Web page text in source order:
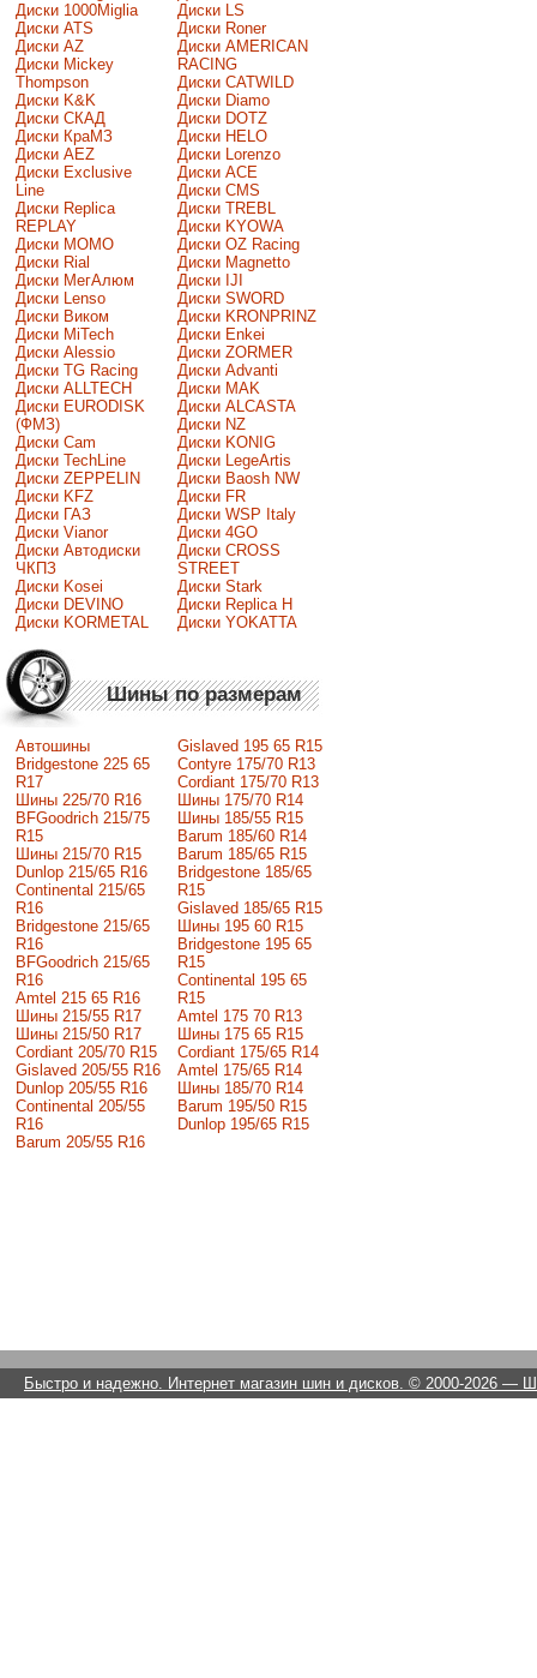
Диски 1000Miglia
Диски ATS
Диски AZ
Диски Mickey
Thompson
Диски K&K
Диски СКАД
Диски КраМЗ
Диски AEZ
Диски Exclusive
Line
Диски Replica
REPLAY
Диски MOMO
Диски Rial
Диски МегАлюм
Диски Lenso
Диски Виком
Диски MiTech
Диски Alessio
Диски TG Racing
Диски ALLTECH
Диски EURODISK
(ФМЗ)
Диски Cam
Диски TechLine
Диски ZEPPELIN
Диски KFZ
Диски ГАЗ
Диски Vianor
Диски Автодиски
ЧКПЗ
Диски Kosei
Диски DEVINO
Диски KORMETAL
Диски LS
Диски Roner
Диски AMERICAN
RACING
Диски CATWILD
Диски Diamo
Диски DOTZ
Диски HELO
Диски Lorenzo
Диски ACE
Диски CMS
Диски TREBL
Диски KYOWA
Диски OZ Racing
Диски Magnetto
Диски IJI
Диски SWORD
Диски KRONPRINZ
Диски Enkei
Диски ZORMER
Диски Advanti
Диски MAK
Диски ALCASTA
Диски NZ
Диски KONIG
Диски LegeArtis
Диски Baosh NW
Диски FR
Диски WSP Italy
Диски 4GO
Диски CROSS
STREET
Диски Stark
Диски Replica H
Диски YOKATTA
Шины по размерам
Автошины
Bridgestone 225 65
R17
Шины 225/70 R16
BFGoodrich 215/75
R15
Шины 215/70 R15
Dunlop 215/65 R16
Continental 215/65
R16
Bridgestone 215/65
R16
BFGoodrich 215/65
R16
Amtel 215 65 R16
Шины 215/55 R17
Шины 215/50 R17
Сordiant 205/70 R15
Gislaved 205/55 R16
Dunlop 205/55 R16
Continental 205/55
R16
Barum 205/55 R16
Gislaved 195 65 R15
Contyre 175/70 R13
Cordiant 175/70 R13
Шины 175/70 R14
Шины 185/55 R15
Barum 185/60 R14
Barum 185/65 R15
Bridgestone 185/65
R15
Gislaved 185/65 R15
Шины 195 60 R15
Bridgestone 195 65
R15
Continental 195 65
R15
Amtel 175 70 R13
Шины 175 65 R15
Cordiant 175/65 R14
Amtel 175/65 R14
Шины 185/70 R14
Barum 195/50 R15
Dunlop 195/65 R15
Быстро и надежно. Интернет магазин шин и дисков. © 2000-2026 —